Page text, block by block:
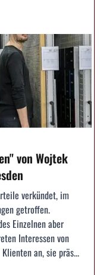
von Wojtek
verkündet, im
getroffen.
Einzelnen aber
Interessen von
an, sie präs...